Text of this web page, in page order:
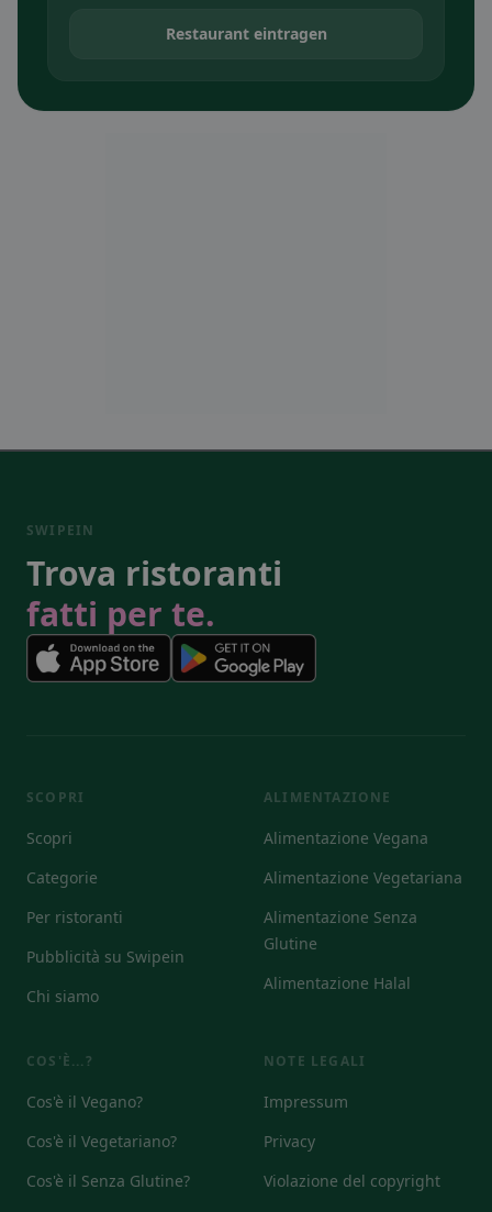
Restaurant eintragen
SWIPEIN
Trova ristoranti
fatti per te.
SCOPRI
Scopri
Categorie
Per ristoranti
Pubblicità su Swipein
Chi siamo
ALIMENTAZIONE
Alimentazione Vegana
Alimentazione Vegetariana
Alimentazione Senza
Glutine
Alimentazione Halal
COS'È...?
Cos'è il Vegano?
Cos'è il Vegetariano?
Cos'è il Senza Glutine?
NOTE LEGALI
Impressum
Privacy
Violazione del copyright